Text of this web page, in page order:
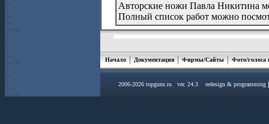
Авторские ножи Павла Никитина
Полный список работ можно
Начало Документация Фирмы/Сайты Фото/голоса
2006-2026 topguns.ru ver. 24.3 redesign & programming